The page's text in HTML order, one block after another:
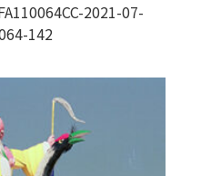
2021-07-
142